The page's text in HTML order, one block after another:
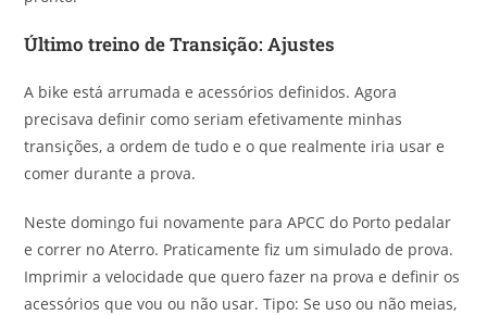
Último treino de Transição: Ajustes
A bike está arrumada e acessórios definidos. Agora
precisava definir como seriam efetivamente minhas
transições, a ordem de tudo e o que realmente iria usar e
comer durante a prova.
Neste domingo fui novamente para APCC do Porto pedalar
e correr no Aterro. Praticamente fiz um simulado de prova.
Imprimir a velocidade que quero fazer na prova e definir os
acessórios que vou ou não usar. Tipo: Se uso ou não meias,